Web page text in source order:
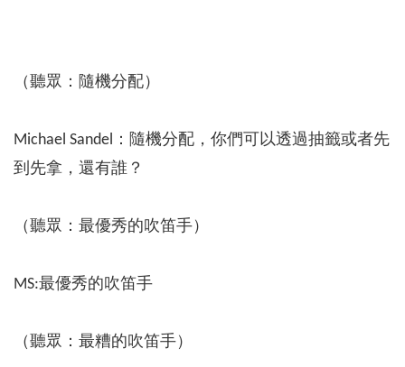
（聽眾：隨機分配）
Michael Sandel：隨機分配，你們可以透過抽籤或者先
到先拿，還有誰？
（聽眾：最優秀的吹笛手）
MS:最優秀的吹笛手
（聽眾：最糟的吹笛手）